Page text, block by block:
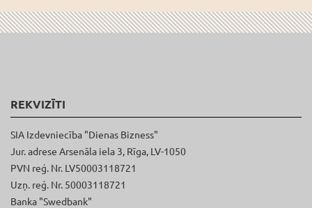
REKVIZĪTI
SIA Izdevniecība "Dienas Bizness"
Jur. adrese Arsenāla iela 3, Rīga, LV-1050
PVN reģ. Nr. LV50003118721
Uzņ. reģ. Nr. 50003118721
Banka "Swedbank"